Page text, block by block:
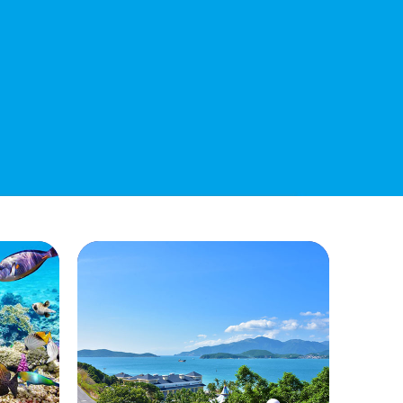
Công Khai Thực Hiện Dự Toán Thu –
Dự Thảo Quyết Định Quy Định Cụ Thể
Các Yếu Tố Để Ước Tính Tổng Doanh
Xác Định Giá Đất Theo Phương Pháp
Thặng Dư Và Các Yếu Tố Ảnh Hưởng
Đến Giá Đất Khi Xác Định Giá Đất Cụ
Thể Trên Địa Bàn Tỉnh Khánh Hòa